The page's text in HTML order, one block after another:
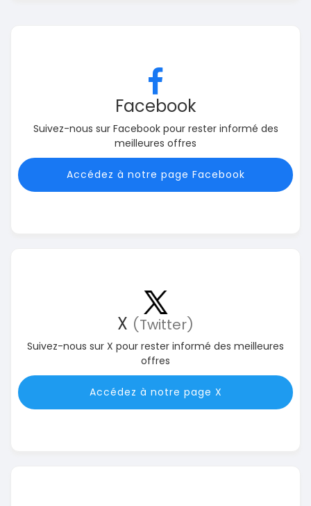
Facebook
Suivez-nous sur Facebook pour rester informé des
meilleures offres
Accédez à notre page Facebook
X (Twitter)
Suivez-nous sur X pour rester informé des meilleures
offres
Accédez à notre page X